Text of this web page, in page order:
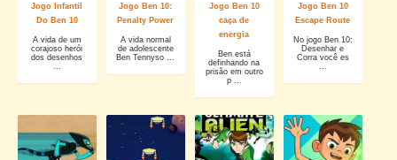
Jogo Infantil
Do Ben 10
A vida de um
corajoso herói
dos desenhos
Jogo Ben 10:
Penalty Power
A vida normal
de adolescente
Ben Tennyso ...
Jogo Ben 10
caça de
energia
Ben está
definhando na
prisão em outro
p ...
Jogo Ben 10
Escape Route
No jogo Ben 10:
Desenhar e
Corra você es